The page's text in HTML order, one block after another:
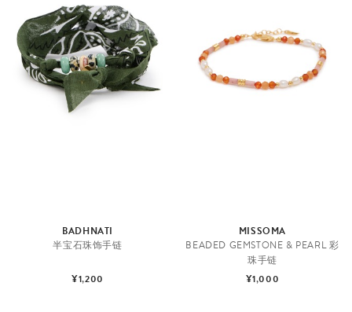
BADHNATI
半宝石珠饰手链
¥1,200
MISSOMA
BEADED GEMSTONE & PEARL 彩
珠手链
¥1,000